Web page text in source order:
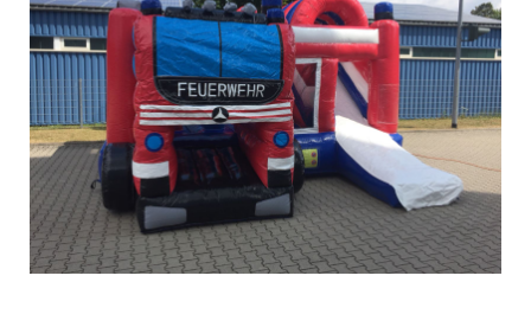
Christkindwiegen 2018
Christkindwiegen 2017
Christkindwiegen 2016
Jahreskonzert 2017
Oktoberfestkonzert 2018
Jahreskonzert 2019